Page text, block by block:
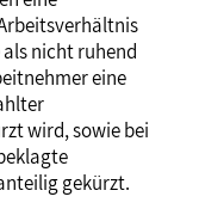
nicht ruhend
eine
wird, sowie bei
gekürzt.